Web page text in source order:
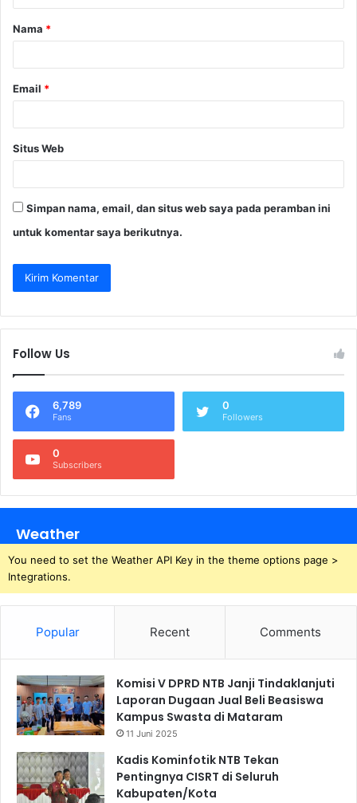
a
r
Nama *
Email *
Situs Web
Simpan nama, email, dan situs web saya pada peramban ini
untuk komentar saya berikutnya.
Follow Us
6,789
Fans
0
Followers
0
Subscribers
Weather
You need to set the Weather API Key in the theme options page >
Integrations.
Popular Recent Comments
Komisi V DPRD NTB Janji Tindaklanjuti
Laporan Dugaan Jual Beli Beasiswa
Kampus Swasta di Mataram
11 Juni 2025
Kadis Kominfotik NTB Tekan
Pentingnya CISRT di Seluruh
Kabupaten/Kota